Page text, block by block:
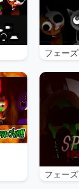
フェー
フェー